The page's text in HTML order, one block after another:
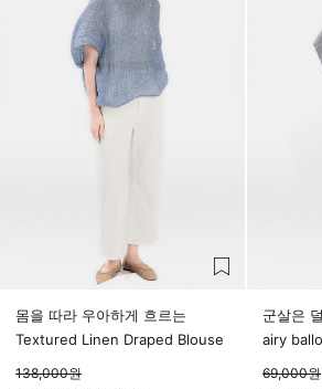
몸을 따라 우아하게 흐르는
Textured Linen Draped Blouse
138,000원
군살은
airy
69,000원